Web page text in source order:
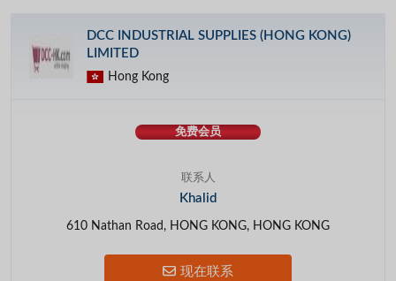
DCC INDUSTRIAL SUPPLIES (HONG KONG)
LIMITED
Hong Kong
免费会员
联系人
Khalid
610 Nathan Road, HONG KONG, HONG KONG
现在联系